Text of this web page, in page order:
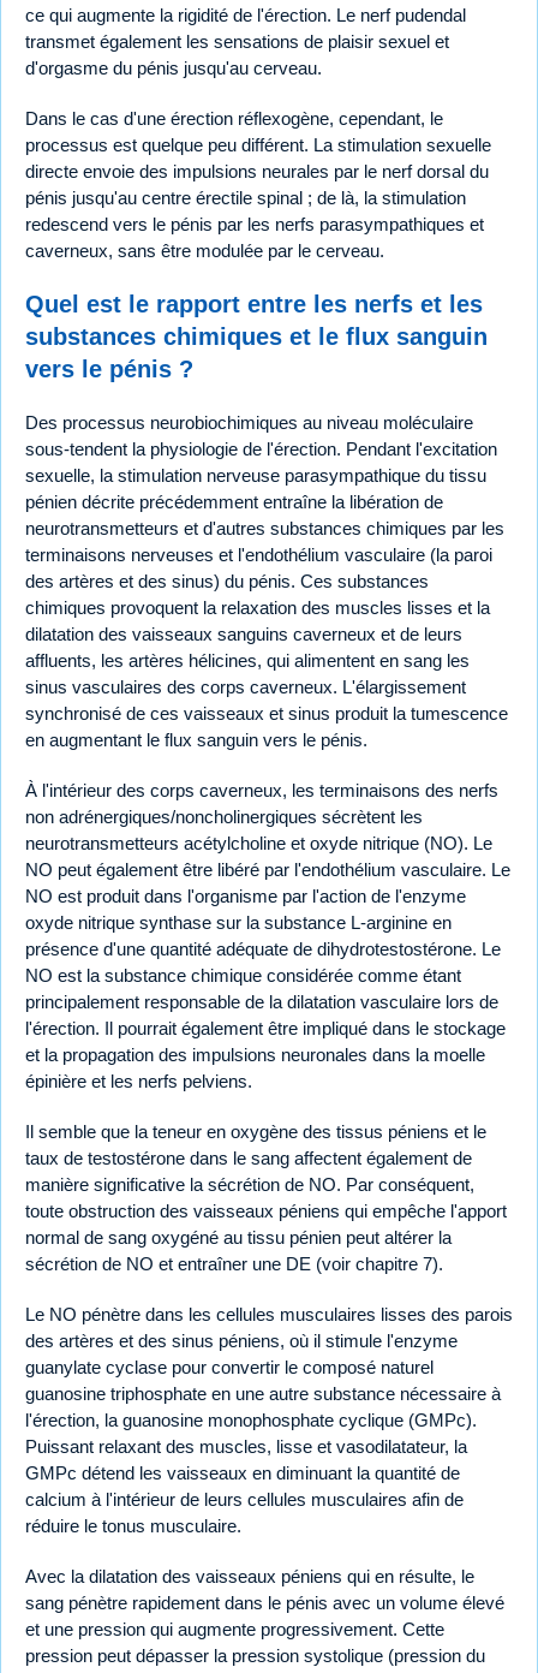
ce qui augmente la rigidité de l'érection. Le nerf pudendal
transmet également les sensations de plaisir sexuel et
d'orgasme du pénis jusqu'au cerveau.
Dans le cas d'une érection réflexogène, cependant, le
processus est quelque peu différent. La stimulation sexuelle
directe envoie des impulsions neurales par le nerf dorsal du
pénis jusqu'au centre érectile spinal ; de là, la stimulation
redescend vers le pénis par les nerfs parasympathiques et
caverneux, sans être modulée par le cerveau.
Quel est le rapport entre les nerfs et les
substances chimiques et le flux sanguin
vers le pénis ?
Des processus neurobiochimiques au niveau moléculaire
sous-tendent la physiologie de l'érection. Pendant l'excitation
sexuelle, la stimulation nerveuse parasympathique du tissu
pénien décrite précédemment entraîne la libération de
neurotransmetteurs et d'autres substances chimiques par les
terminaisons nerveuses et l'endothélium vasculaire (la paroi
des artères et des sinus) du pénis. Ces substances
chimiques provoquent la relaxation des muscles lisses et la
dilatation des vaisseaux sanguins caverneux et de leurs
affluents, les artères hélicines, qui alimentent en sang les
sinus vasculaires des corps caverneux. L'élargissement
synchronisé de ces vaisseaux et sinus produit la tumescence
en augmentant le flux sanguin vers le pénis.
À l'intérieur des corps caverneux, les terminaisons des nerfs
non adrénergiques/noncholinergiques sécrètent les
neurotransmetteurs acétylcholine et oxyde nitrique (NO). Le
NO peut également être libéré par l'endothélium vasculaire. Le
NO est produit dans l'organisme par l'action de l'enzyme
oxyde nitrique synthase sur la substance L-arginine en
présence d'une quantité adéquate de dihydrotestostérone. Le
NO est la substance chimique considérée comme étant
principalement responsable de la dilatation vasculaire lors de
l'érection. Il pourrait également être impliqué dans le stockage
et la propagation des impulsions neuronales dans la moelle
épinière et les nerfs pelviens.
Il semble que la teneur en oxygène des tissus péniens et le
taux de testostérone dans le sang affectent également de
manière significative la sécrétion de NO. Par conséquent,
toute obstruction des vaisseaux péniens qui empêche l'apport
normal de sang oxygéné au tissu pénien peut altérer la
sécrétion de NO et entraîner une DE (voir chapitre 7).
Le NO pénètre dans les cellules musculaires lisses des parois
des artères et des sinus péniens, où il stimule l'enzyme
guanylate cyclase pour convertir le composé naturel
guanosine triphosphate en une autre substance nécessaire à
l'érection, la guanosine monophosphate cyclique (GMPc).
Puissant relaxant des muscles, lisse et vasodilatateur, la
GMPc détend les vaisseaux en diminuant la quantité de
calcium à l'intérieur de leurs cellules musculaires afin de
réduire le tonus musculaire.
Avec la dilatation des vaisseaux péniens qui en résulte, le
sang pénètre rapidement dans le pénis avec un volume élevé
et une pression qui augmente progressivement. Cette
pression peut dépasser la pression systolique (pression du